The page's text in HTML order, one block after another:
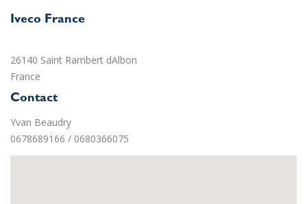
Iveco France
26140 Saint Rambert dAlbon
France
Contact
Yvan Beaudry
0678689166 / 0680366075